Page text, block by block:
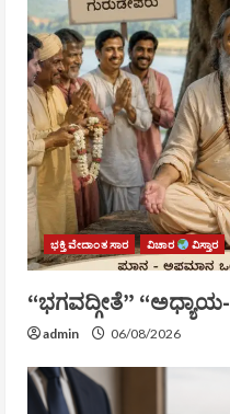
ಭಕ್ತಿ ವೇದಾಂತ ಸಾರ ವಿಚಾರ ವಿಸ್ತಾರ
“ಭಗವದ್ಗೀತೆ”
admin 06/08/2026